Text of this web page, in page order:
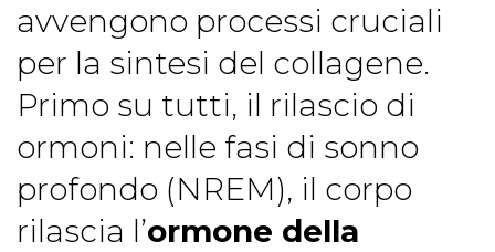
avvengono processi cruciali
per la sintesi del collagene.
Primo su tutti, il rilascio di
ormoni: nelle fasi di sonno
profondo (NREM), il corpo
rilascia l’ormone della